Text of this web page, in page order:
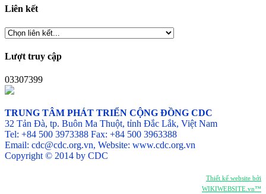
Liên kết
Lượt truy cập
03307399
TRUNG TÂM PHÁT TRIỂN CỘNG ĐỒNG CDC
32 Tản Đà, tp. Buôn Ma Thuột, tỉnh Đắc Lắk, Việt Nam
Tel: +84 500 3973388 Fax: +84 500 3963388
Email: cdc@cdc.org.vn, Website: www.cdc.org.vn
Copyright © 2014 by CDC
Thiết kế website bởi
WIKIWEBSITE.vn™